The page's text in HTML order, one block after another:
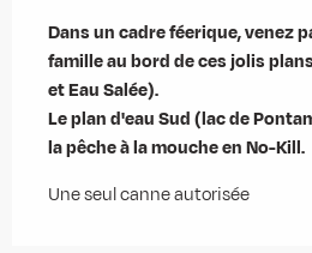
Dans un cadre féerique, venez
famille au bord de ces jolis
et Eau Salée).
Le plan d'eau Sud (lac de
la pêche à la mouche en No-Kill.
Une seul canne autorisée